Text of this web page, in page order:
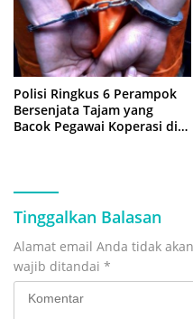
Polisi Ringkus 6 Perampok
Bersenjata Tajam yang
Bacok Pegawai Koperasi di
Tinggalkan Balasan
Alamat email Anda tidak
wajib ditandai *